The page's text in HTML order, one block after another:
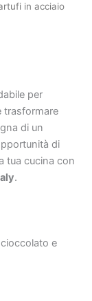
in acciaio
per
trasformare
di un
di
tua cucina con
.
e